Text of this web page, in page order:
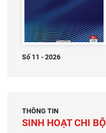
Số 11 - 2026
THÔNG TIN
SINH HOẠT CHI BỘ